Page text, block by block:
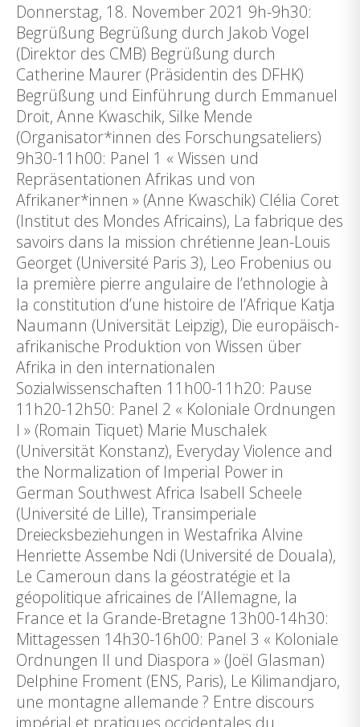
Donnerstag, 18. November 2021 9h-9h30:
Begrüßung Begrüßung durch Jakob Vogel
(Direktor des CMB) Begrüßung durch
Catherine Maurer (Präsidentin des DFHK)
Begrüßung und Einführung durch Emmanuel
Droit, Anne Kwaschik, Silke Mende
(Organisator*innen des Forschungsateliers)
9h30-11h00: Panel 1 « Wissen und
Repräsentationen Afrikas und von
Afrikaner*innen » (Anne Kwaschik) Clélia Coret
(Institut des Mondes Africains), La fabrique des
savoirs dans la mission chrétienne Jean-Louis
Georget (Université Paris 3), Leo Frobenius ou
la première pierre angulaire de l’ethnologie à
la constitution d’une histoire de l’Afrique Katja
Naumann (Universität Leipzig), Die europäisch-
afrikanische Produktion von Wissen über
Afrika in den internationalen
Sozialwissenschaften 11h00-11h20: Pause
11h20-12h50: Panel 2 « Koloniale Ordnungen
I » (Romain Tiquet) Marie Muschalek
(Universität Konstanz), Everyday Violence and
the Normalization of Imperial Power in
German Southwest Africa Isabell Scheele
(Université de Lille), Transimperiale
Dreiecksbeziehungen in Westafrika Alvine
Henriette Assembe Ndi (Université de Douala),
Le Cameroun dans la géostratégie et la
géopolitique africaines de l’Allemagne, la
France et la Grande-Bretagne 13h00-14h30:
Mittagessen 14h30-16h00: Panel 3 « Koloniale
Ordnungen II und Diaspora » (Joël Glasman)
Delphine Froment (ENS, Paris), Le Kilimandjaro,
une montagne allemande ? Entre discours